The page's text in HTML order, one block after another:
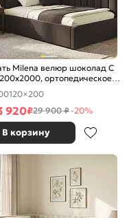
Milena велюр шоколад С
ортопедическое
изголовье мягкое
120×200
920₽29 900 ₽-20%
В корзину